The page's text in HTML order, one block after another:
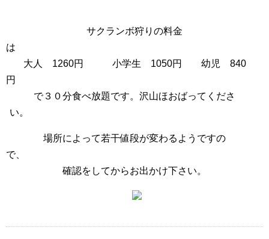
サクランボ狩りの料金
大人 1260円 小学生 1050円 幼児 840
で３０分食べ放題です。沢山ほおばってくださ
い。
場所によって若干値段が変わるようですの
で
確認をしてからお出かけ下さい。